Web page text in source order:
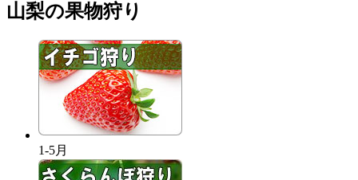
山梨の果物狩り
1-5月